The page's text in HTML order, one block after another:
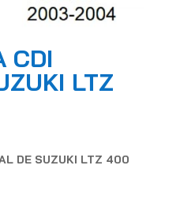
CDI
LTZ
DE SUZUKI LTZ 400